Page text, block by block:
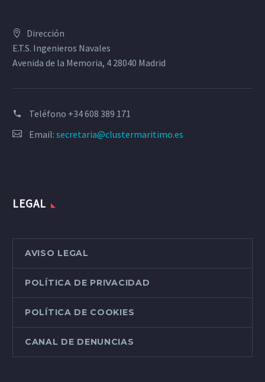
Dirección
E.T.S. Ingenieros Navales
Avenida de la Memoria, 4 28040 Madrid
Teléfono +34 608 389 171
Email: secretaria@clustermaritimo.es
LEGAL
AVISO LEGAL
POLÍTICA DE PRIVACIDAD
POLÍTICA DE COOKIES
CANAL DE DENUNCIAS